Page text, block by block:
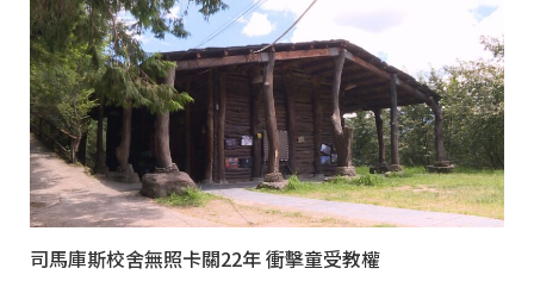
司馬庫斯校舍無照卡關22年 衝擊童受教權